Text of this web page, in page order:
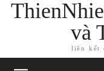
và
liên kết